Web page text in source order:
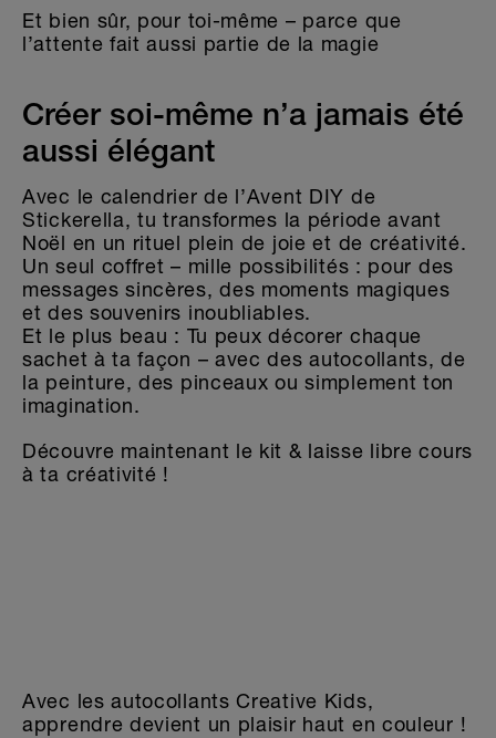
Et bien sûr, pour toi-même – parce que
l’attente fait aussi partie de la magie
Créer soi-même n’a jamais été
aussi élégant
Avec le calendrier de l’Avent DIY de
Stickerella, tu transformes la période avant
Noël en un rituel plein de joie et de créativité.
Un seul coffret – mille possibilités : pour des
messages sincères, des moments magiques
et des souvenirs inoubliables.
Et le plus beau : Tu peux décorer chaque
sachet à ta façon – avec des autocollants, de
la peinture, des pinceaux ou simplement ton
imagination.
Découvre maintenant le kit & laisse libre cours
à ta créativité !
Avec les autocollants Creative Kids,
apprendre devient un plaisir haut en couleur !